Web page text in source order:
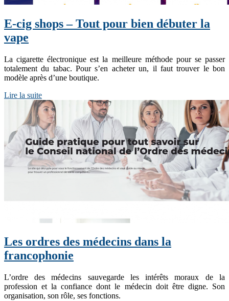
E-cig shops – Tout pour bien débuter la
vape
La cigarette électronique est la meilleure méthode pour se passer
totalement du tabac. Pour s’en acheter un, il faut trouver le bon
modèle après d’une boutique.
Lire la suite
Les ordres des médecins dans la
francophonie
L’ordre des médecins sauvegarde les intérêts moraux de la
profession et la confiance dont le médecin doit être digne. Son
organisation, son rôle, ses fonctions.